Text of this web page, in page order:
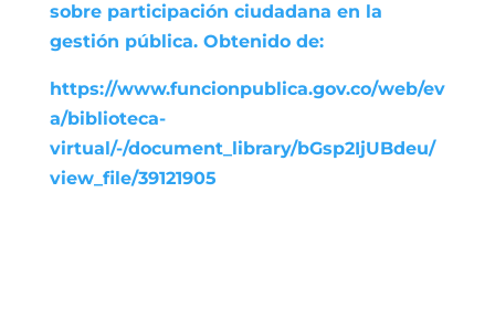
sobre participación ciudadana en la
gestión pública. Obtenido de:
https://www.funcionpublica.gov.co/web/ev
a/biblioteca-
virtual/-/document_library/bGsp2IjUBdeu/
view_file/39121905